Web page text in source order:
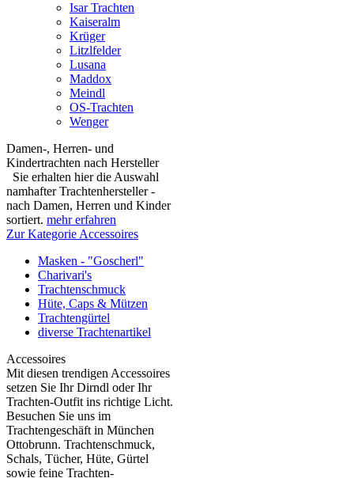
Isar Trachten
Kaiseralm
Krüger
Litzlfelder
Lusana
Maddox
Meindl
OS-Trachten
Wenger
Damen-, Herren- und
Kindertrachten nach Hersteller
Sie erhalten hier die Auswahl
namhafter Trachtenhersteller -
nach Damen, Herren und Kinder
sortiert. mehr erfahren
Zur Kategorie Accessoires
Masken - "Goscherl"
Charivari's
Trachtenschmuck
Hüte, Caps & Mützen
Trachtengürtel
diverse Trachtenartikel
Accessoires
Mit diesen trendigen Accessoires
setzen Sie Ihr Dirndl oder Ihr
Trachten-Outfit ins richtige Licht.
Besuchen Sie uns im
Trachtengeschäft in München
Ottobrunn. Trachtenschmuck,
Schals, Tücher, Hüte, Gürtel
sowie feine Trachten-